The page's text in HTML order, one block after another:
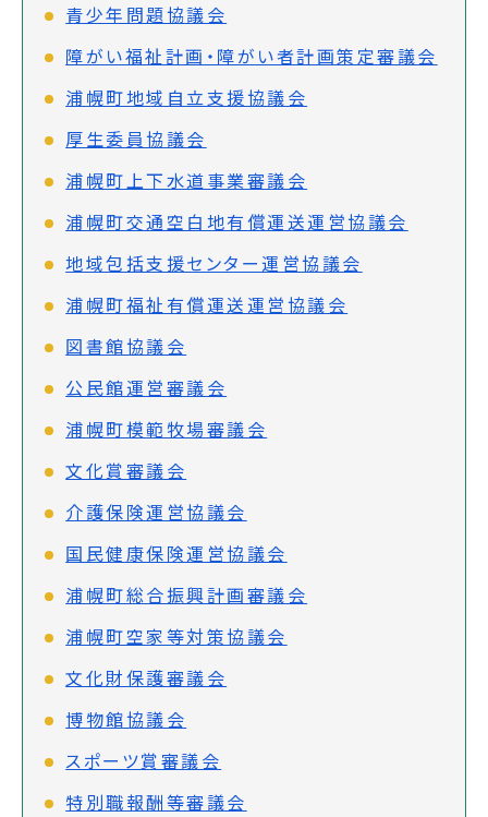
青少年問題協議会
障がい福祉計画・障がい者計画策定審議会
浦幌町地域自立支援協議会
厚生委員協議会
浦幌町上下水道事業審議会
浦幌町交通空白地有償運送運営協議会
地域包括支援センター運営協議会
浦幌町福祉有償運送運営協議会
図書館協議会
公民館運営審議会
浦幌町模範牧場審議会
文化賞審議会
介護保険運営協議会
国民健康保険運営協議会
浦幌町総合振興計画審議会
浦幌町空家等対策協議会
文化財保護審議会
博物館協議会
スポーツ賞審議会
特別職報酬等審議会